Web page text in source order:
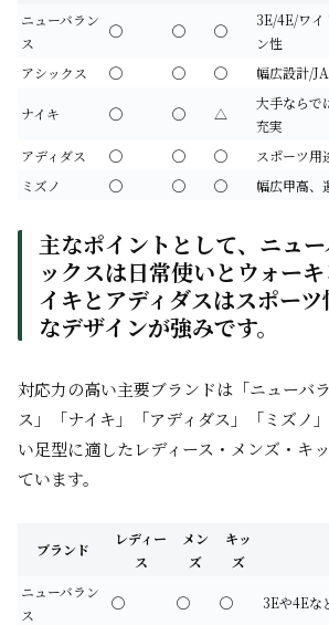
ニューバラン
ス
◯ ◯ ◯
3E/4E/ワイ
ン性
アシックス
◯ ◯ ◯ 幅広設計/
ナイキ ◯ ◯ △
大手ならで
充実
アディダス
◯ ◯ ◯
スポーツ用
ミズノ
◯ ◯ ◯ 幅広甲高、
主なポイントとして、ニュ
ックスは日常使いとウォー
イキとアディダスはスポー
なデザインが強みです。
対応力の高い主要ブランドは「ニューバ
ス」「ナイキ」「アディダス」「ミズノ
い足型に適したレディース・メンズ・キ
ています。
ブランド
レディー
ス
メン
ズ
キッ
ズ
ニューバラン
ス
◯ ◯ ◯ 3Eや4Eな